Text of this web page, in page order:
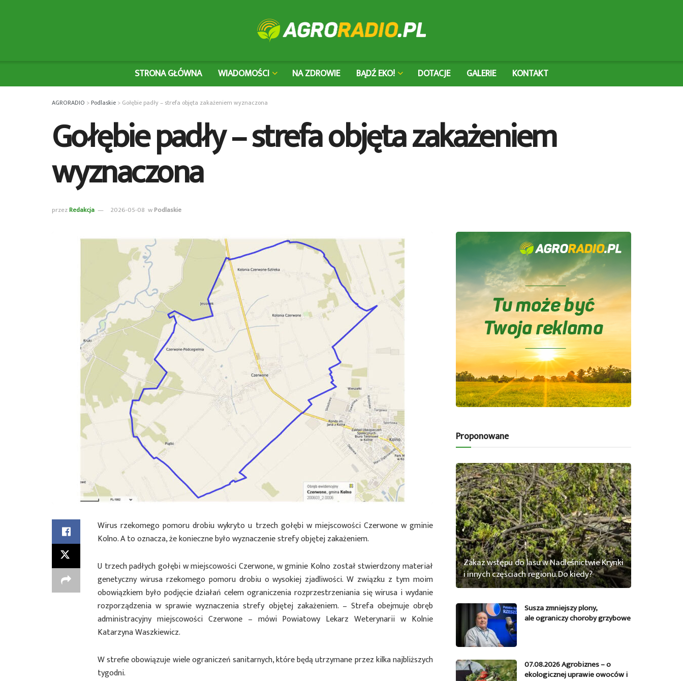
STRONA GŁÓWNA WIADOMOŚCI NA ZDROWIE BĄDŹ EKO! DOTACJE GALERIE KONTAKT
AGRORADIO >Podlaskie > Gołębie padły – strefa objęta zakażeniem wyznaczona
Gołębie padły – strefa objęta zakażeniem
wyznaczona
przezRedakcja 2026-05-08 wPodlaskie
Wirus rzekomego pomoru drobiu wykryto u trzech gołębi w miejscowości Czerwone w gminie
Kolno. A to oznacza, że konieczne było wyznaczenie strefy objętej zakażeniem.
U trzech padłych gołębi w miejscowości Czerwone, w gminie Kolno został stwierdzony materiał
genetyczny wirusa rzekomego pomoru drobiu o wysokiej zjadliwości. W związku z tym moim
obowiązkiem było podjęcie działań celem ograniczenia rozprzestrzeniania się wirusa i wydanie
rozporządzenia w sprawie wyznaczenia strefy objętej zakażeniem. – Strefa obejmuje obręb
administracyjny miejscowości Czerwone – mówi Powiatowy Lekarz Weterynarii w Kolnie
Katarzyna Waszkiewicz.
W strefie obowiązuje wiele ograniczeń sanitarnych, które będą utrzymane przez kilka najbliższych
tygodni.
Proponowane
Zakaz wstępu do lasu w Nadleśnictwie Krynki
i innych częściach regionu. Do kiedy?
Susza zmniejszy plony,
ale ograniczy choroby grzybowe
07.08.2026 Agrobiznes – o
ekologicznej uprawie owoców i